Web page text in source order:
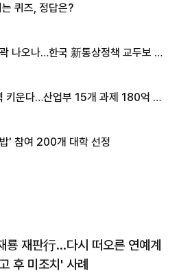
퀴즈, 정답은?
나오나…한국 新통상정책 교두보 활
키운다…산업부 15개 과제 180억 지
' 참여 200개 대학 선정
룡 재판行…다시 떠오른 연예계
후 미조치' 사례